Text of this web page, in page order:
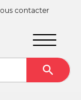
contacter
